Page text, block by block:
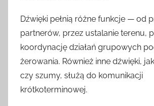
Dźwięki pełnią różne funkcje — od
partnerów, przez ustalanie terenu,
koordynację działań grupowych
żerowania. Również inne dźwięki,
czy szumy, służą do komunikacji
krótkoterminowej.